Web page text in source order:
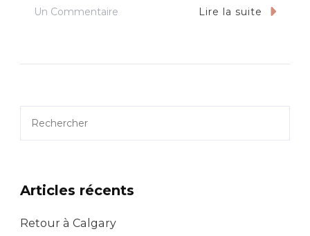
Un Commentaire
Lire la suite
Articles récents
Retour à Calgary